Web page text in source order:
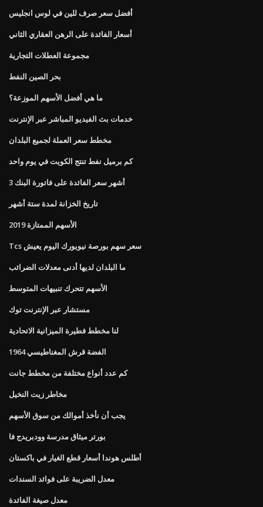
أفضل سعر صرف للين في لوس انجليس
أسعار الفائدة على الرهن العقاري الثاني
مجموعة العطلات التجارية
بحر الصين النفط
ما هي أفضل الأسهم الموزعة؟
خدمات بث الفيديو المباشر عبر الإنترنت
مخطط سعر العملة لجميع البلدان
كم برميل نفط تنتج الكويت في يوم واحد
3 أشهر سعر الفائدة على فاتورة البنك
تاريخ الخزانة لمدة ستة أشهر
الأسهم الممتازة 2019
Tcs سعر سهم بورصة نيويورك اليوم يعيش
ما البلدان لديها أدنى معدلات الضرائب
الأسهم تتحرك تنبيهات المتوسط
مستشار عبر الإنترنت توك
لنا مخطط فطيرة الميزانية الاتحادية
1964 الفضة قرش المغناطيسي
كم عدد أنواع مختلفة من مخطط جانت
مخاطر زيت النخيل
يجب أن نأخذ أموالك من سوق الأسهم
بورتر ميثاق مدرسة وودبريدج فا
أطلس هوندا أسعار قطع الغيار في باكستان
معدل الضريبة على فوائد السندات
معدل صيغة الفائدة